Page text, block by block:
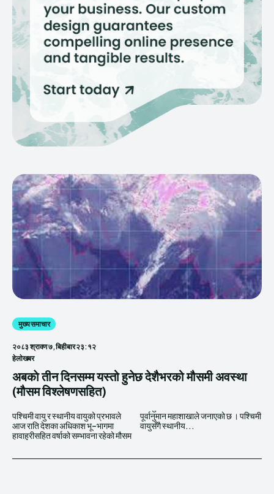
मुख्य समाचार
२०८३ श्रावण ७, बिहीबार २३:१२
हेलाेखबर
अबकाे तीन दिनसम्म यस्तो हुनेछ देशैभरको मौसमी अवस्था
(मौसम विश्लेषणसहित)
पश्चिमी वायु र स्थानीय वायुको प्रभावले
आज राति देशका अधिकाश भू–भागमा
हावाहुरीसहित वर्षाको सम्भावना रहेको मौसम
पूर्वानुमान महाशाखाले जनाएको छ । पश्चिमी
वायुसँगै स्थानीय...